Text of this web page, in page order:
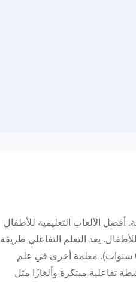
الألعاب التعليمية للأطفال
يعد التعلم التفاعلي طريقة
رائعة للتعليم حيث يدخل الأطفال الصغار في مرحلة الحضانة ورياض الأطفال كمتعلمين حركيين (من سن 2-6 سنوات). معلمة أخرى في علم
تفاعلية مبتكرة وألغازًا مثل